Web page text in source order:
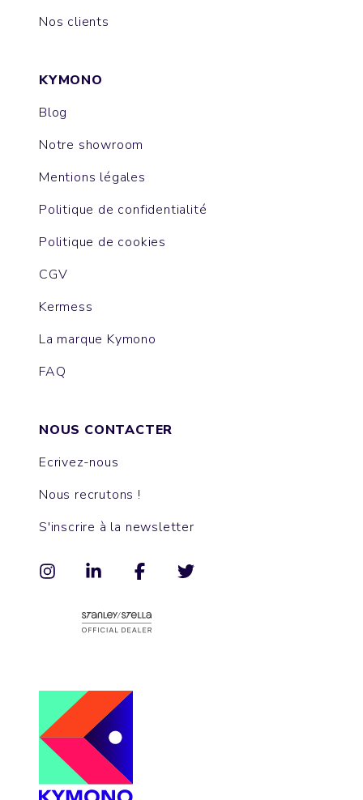
Nos clients
KYMONO
Blog
Notre showroom
Mentions légales
Politique de confidentialité
Politique de cookies
CGV
Kermess
La marque Kymono
FAQ
NOUS CONTACTER
Ecrivez-nous
Nous recrutons !
S'inscrire à la newsletter